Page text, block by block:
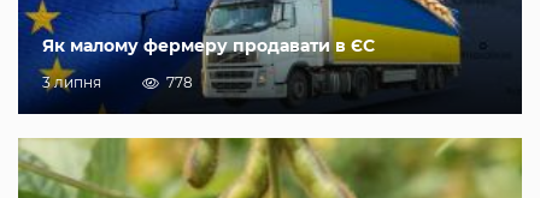
Як малому фермеру продавати в ЄС
3 липня 778